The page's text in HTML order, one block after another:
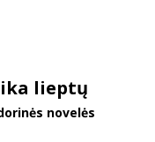
lieptų
novelės